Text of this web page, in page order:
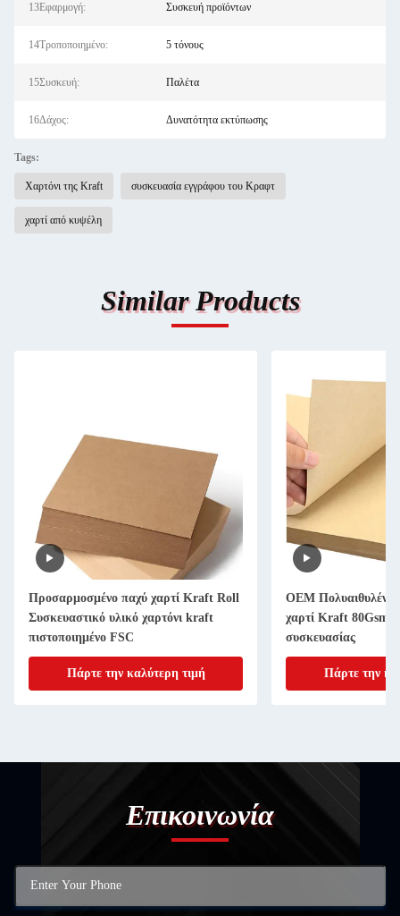
13Εφαρμογή: Συσκευή προϊόντων
14Τροποποιημένο: 5 τόνους
15Συσκευή: Παλέτα
16Δάχος: Δυνατότητα εκτύπωσης
Tags:
Χαρτόνι της Kraft συσκευασία εγγράφου του Κραφτ
χαρτί από κυψέλη
Similar Products
Προσαρμοσμένο παχύ χαρτί Kraft Roll
Συσκευαστικό υλικό χαρτόνι kraft
πιστοποιημένο FSC
Πάρτε την καλύτερη τιμή
OEM
χαρτί Kraft 80Gsm
συσκευασίας
Πάρτε την
Επικοινωνία